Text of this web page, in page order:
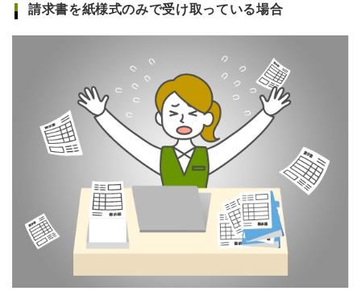
請求書を紙様式のみで受け取っている場合